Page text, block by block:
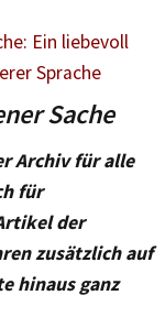
Ein liebevoll
Sprache
Sache
Archiv für alle
für
der
zusätzlich auf
hinaus ganz